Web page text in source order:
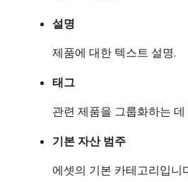
설명
제품에 대한 텍스트 설명.
태그
관련 제품을 그룹화하는
기본 자산 범주
에셋의 기본 카테고리입니